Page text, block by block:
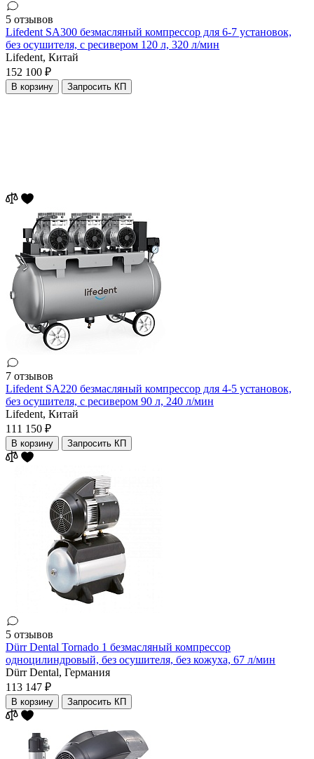
5 отзывов
Lifedent SA300 безмасляный компрессор для 6-7 установок,
без осушителя, с ресивером 120 л, 320 л/мин
Lifedent, Китай
152 100 ₽
В корзину Запросить КП
7 отзывов
Lifedent SA220 безмасляный компрессор для 4-5 установок,
без осушителя, с ресивером 90 л, 240 л/мин
Lifedent, Китай
111 150 ₽
В корзину Запросить КП
5 отзывов
Dürr Dental Tornado 1 безмасляный компрессор
одноцилиндровый, без осушителя, без кожуха, 67 л/мин
Dürr Dental, Германия
113 147 ₽
В корзину Запросить КП